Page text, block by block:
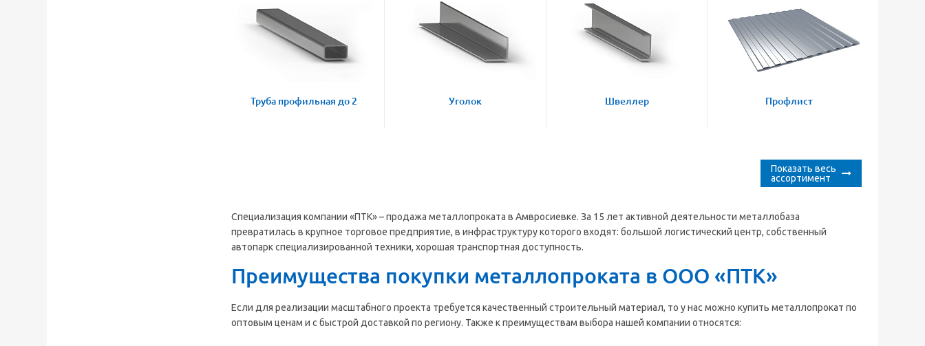
Труба профильная до 2 Уголок Швеллер Профлист
Показать весь
ассортимент
Специализация компании «ПТК» – продажа металлопроката в Амвросиевке. За 15 лет активной деятельности металлобаза
превратилась в крупное торговое предприятие, в инфраструктуру которого входят: большой логистический центр, собственный
автопарк специализированной техники, хорошая транспортная доступность.
Преимущества покупки металлопроката в ООО «ПТК»
Если для реализации масштабного проекта требуется качественный строительный материал, то у нас можно купить металлопрокат по
оптовым ценам и с быстрой доставкой по региону. Также к преимуществам выбора нашей компании относятся: